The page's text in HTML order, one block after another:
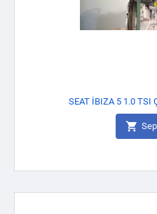
SEAT İBIZA 5 1.0 TSI
